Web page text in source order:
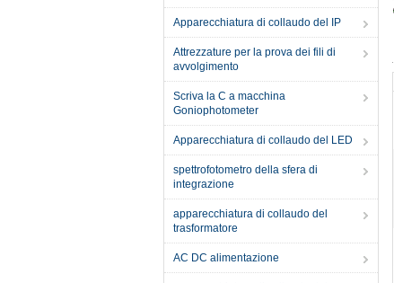
Apparecchiatura di collaudo del IP
Attrezzature per la prova dei fili di
avvolgimento
Scriva la C a macchina
Goniophotometer
Apparecchiatura di collaudo del LED
spettrofotometro della sfera di
integrazione
apparecchiatura di collaudo del
trasformatore
AC DC alimentazione